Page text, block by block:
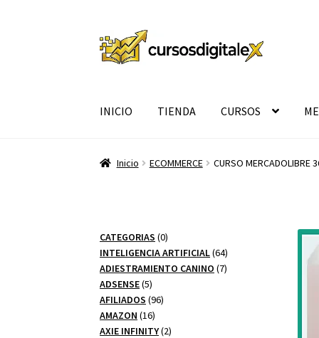
Ir
a
Ir
al
INICIO TIENDA CURSOS
Inicio ECOMMERCE CURSO MERCADOLIBRE
CATEGORIAS 00
productos
INTELIGENCIA ARTIFICIAL 6464
productos
ADIESTRAMIENTO CANINO 77
ADSENSE 55
productos
AFILIADOS 9696
AMAZON 1616
productos
AXIE INFINITY 22